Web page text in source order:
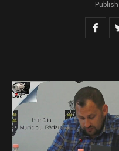
Dispozitie de
31.07.2026
Download
Distribuie și tu